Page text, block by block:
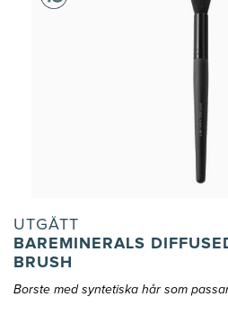
UTGÅTT
BAREMINERALS
BRUSH
Borste med syntetiska hår som